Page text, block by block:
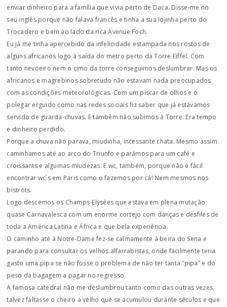
enviar dinheiro para a família que vivia perto de Daca. Disse-me no
seu inglês porque não falava francês e tinha a sua lojinha perto do
Trocadero e bem ao lado da rica Avenue Foch.
Eu já me tinha apercebido da infelicidade estampada nos rostos de
alguns africanos logo à saída do metro perto da Torre Eiffel. Com
tanto nevoeiro nem o cimo da torre conseguimos deslumbrar. Mas os
africanos e magrebinos sobretudo não estavam nada preocupados
com as condições meteorológicas. Com um piscar de olhos e o
polegar erguido como nas redes sociais fiz saber que já estávamos
servido de guarda-chuvas. E também não subimos à Torre. Era tempo
e dinheiro perdido.
Porque a chuva não parava, miudinha, incessante chata. Mesmo assim
caminhamos até ao arco do Triunfo e parámos para um café e
croissants e algumas miudezas. E wc, também, porque não é fácil
encontrar wc´s em Paris como o fazemos por cá! Nem mesmos nos
bistrots.
Logo descemos os Champs-Elysées que estava em plena mutação
quase Carnavalesca com um enorme cortejo com danças e desfiles de
toda a América Latina e África e que bela experiência.
O caminho até à Notre-Dame fez-se calmamente à beira do Sena e
parando para consultar os velhos alfarrabistas, onde facilmente teria
gasto uma pipa se não fosse o problema de não ter tanta “pipa” e do
peso da bagagem a pagar no regresso.
A famosa catedral não me deslumbrou tanto como das outras vezes,
talvez faltasse o cheiro a velho que se acumulou durante séculos e que